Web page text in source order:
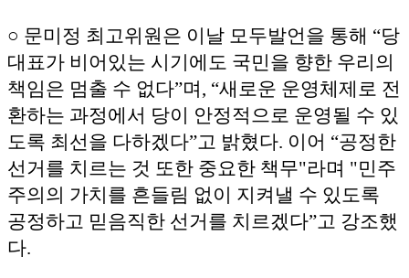
○ 문미정 최고위원은 이날 모두발언을 통해 “당
대표가 비어있는 시기에도 국민을 향한 우리의
책임은 멈출 수 없다”며, “새로운 운영체제로 전
환하는 과정에서 당이 안정적으로 운영될 수 있
도록 최선을 다하겠다”고 밝혔다. 이어 “공정한
선거를 치르는 것 또한 중요한 책무"라며 "민주
주의의 가치를 흔들림 없이 지켜낼 수 있도록
공정하고 믿음직한 선거를 치르겠다”고 강조했
다.